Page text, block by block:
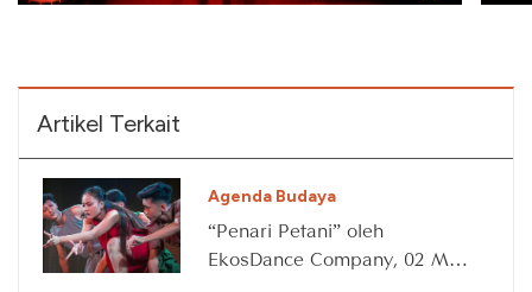
Artikel Terkait
Agenda Budaya
“Penari Petani” oleh
EkosDance Company, 02 May